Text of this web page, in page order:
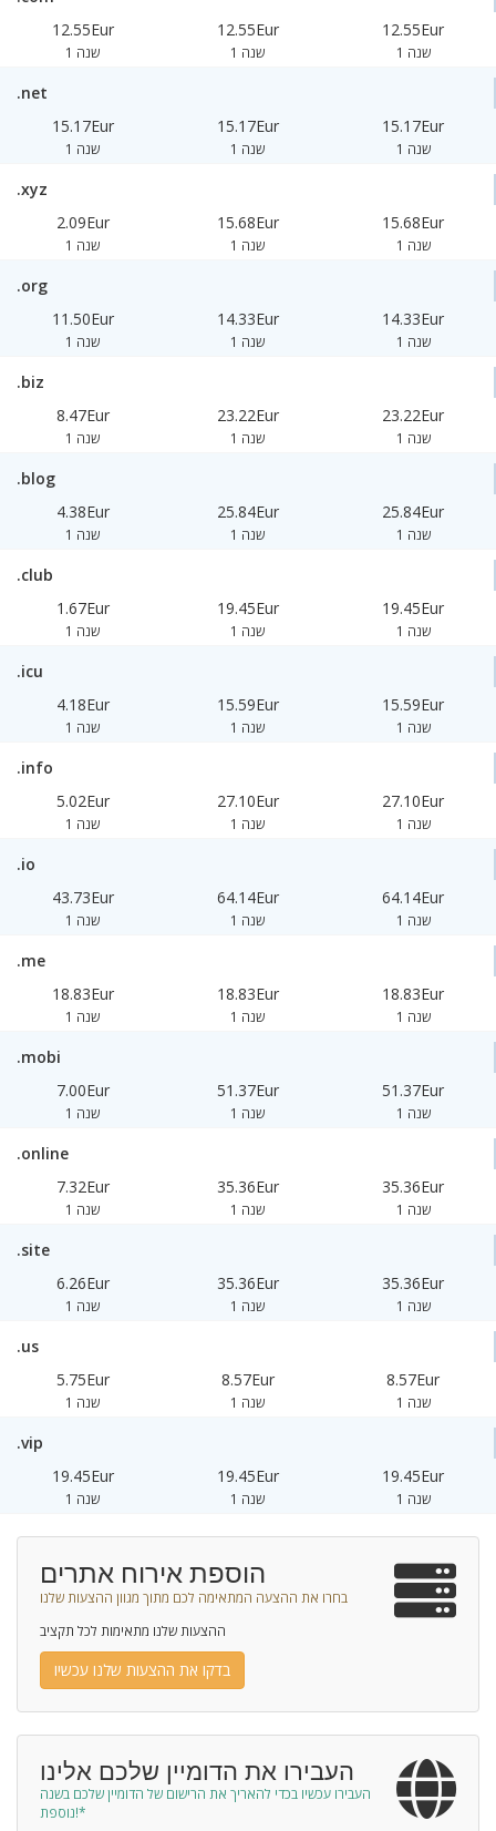
12.55Eur
1 שנה
12.55Eur
1 שנה
12.55Eur
1 שנה
.net
15.17Eur
1 שנה
15.17Eur
1 שנה
15.17Eur
1 שנה
.xyz
2.09Eur
1 שנה
15.68Eur
1 שנה
15.68Eur
1 שנה
.org
11.50Eur
1 שנה
14.33Eur
1 שנה
14.33Eur
1 שנה
.biz
8.47Eur
1 שנה
23.22Eur
1 שנה
23.22Eur
1 שנה
.blog
4.38Eur
1 שנה
25.84Eur
1 שנה
25.84Eur
1 שנה
.club
1.67Eur
1 שנה
19.45Eur
1 שנה
19.45Eur
1 שנה
.icu
4.18Eur
1 שנה
15.59Eur
1 שנה
15.59Eur
1 שנה
.info
5.02Eur
1 שנה
27.10Eur
1 שנה
27.10Eur
1 שנה
.io
43.73Eur
1 שנה
64.14Eur
1 שנה
64.14Eur
1 שנה
.me
18.83Eur
1 שנה
18.83Eur
1 שנה
18.83Eur
1 שנה
.mobi
7.00Eur
1 שנה
51.37Eur
1 שנה
51.37Eur
1 שנה
.online
7.32Eur
1 שנה
35.36Eur
1 שנה
35.36Eur
1 שנה
.site
6.26Eur
1 שנה
35.36Eur
1 שנה
35.36Eur
1 שנה
.us
5.75Eur
1 שנה
8.57Eur
1 שנה
8.57Eur
1 שנה
.vip
19.45Eur
1 שנה
19.45Eur
1 שנה
19.45Eur
1 שנה
הוספת אירוח אתרים
בחרו את ההצעה המתאימה לכם מתוך מגוון ההצעות שלנו
ההצעות שלנו מתאימות לכל תקציב
בדקו את ההצעות שלנו עכשיו
העבירו את הדומיין שלכם אלינו
העבירו עכשיו בכדי להאריך את הרישום של הדומיין שלכם בשנה
נוספת!*